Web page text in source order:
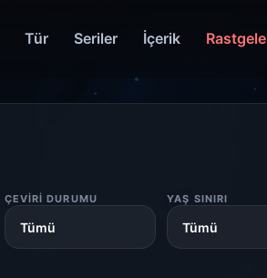
Tür Seriler İçerik Rastgele
ÇEVIRI DURUMU YAŞ SINIRI